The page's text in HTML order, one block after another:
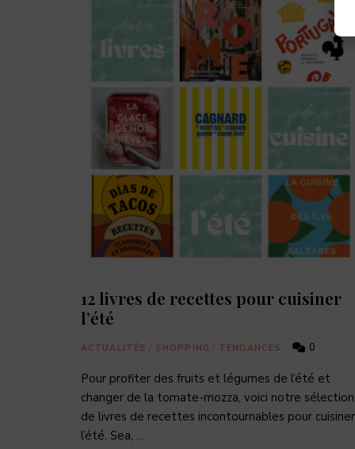
12 livres de recettes pour cuisiner
l’été
ACTUALITÉS / SHOPPING / TENDANCES 0
Pour profiter des fruits et légumes de l’été et
changer de la tomate-mozza, voici notre sélection
de livres de recettes incontournables pour cuisiner
l’été. Sea, …